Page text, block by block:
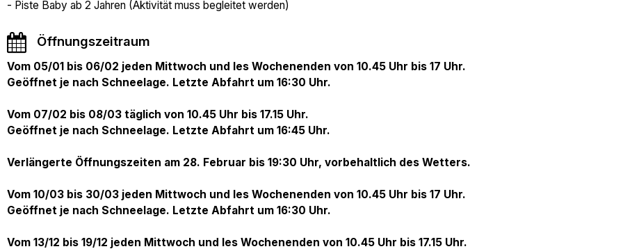
- Piste Baby ab 2 Jahren (Aktivität muss begleitet werden)
Öffnungszeitraum
Vom 05/01 bis 06/02 jeden Mittwoch und les Wochenenden von 10.45 Uhr bis 17 Uhr.
Geöffnet je nach Schneelage. Letzte Abfahrt um 16:30 Uhr.
Vom 07/02 bis 08/03 täglich von 10.45 Uhr bis 17.15 Uhr.
Geöffnet je nach Schneelage. Letzte Abfahrt um 16:45 Uhr.
Verlängerte Öffnungszeiten am 28. Februar bis 19:30 Uhr, vorbehaltlich des Wetters.
Vom 10/03 bis 30/03 jeden Mittwoch und les Wochenenden von 10.45 Uhr bis 17 Uhr.
Geöffnet je nach Schneelage. Letzte Abfahrt um 16:30 Uhr.
Vom 13/12 bis 19/12 jeden Mittwoch und les Wochenenden von 10.45 Uhr bis 17.15 Uhr.